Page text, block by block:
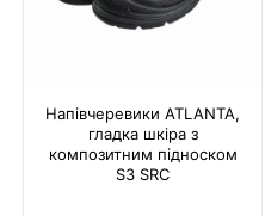
Напівчеревики ATLANTA,
гладка шкіра з
композитним підноском
S3 SRC